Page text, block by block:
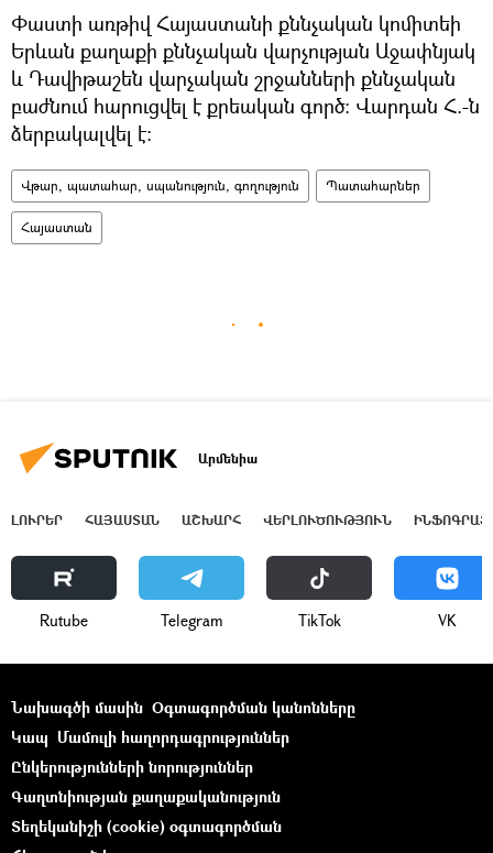
Փաստի առթիվ Հայաստանի քննչական կոմիտեի
Երևան քաղաքի քննչական վարչության Աջափնյակ
և Դավիթաշեն վարչական շրջանների քննչական
բաժնում հարուցվել է քրեական գործ։ Վարդան Հ.-ն
ձերբակալվել է։
Վթար, պատահար, սպանություն, գողություն Պատահարներ
Հայաստան
Արմենիա
ԼՈՒՐԵՐ ՀԱՅԱՍՏԱՆ ԱՇԽԱՐՀ ՎԵՐԼՈՒԾՈՒԹՅՈՒՆ
Rutube Telegram ТikТоk VK
Նախագծի մասին Օգտագործման կանոնները
Կապ Մամուլի հաղորդագրություններ
Ընկերությունների նորություններ
Գաղտնիության քաղաքականություն
Տեղեկանիշի (cookie) օգտագործման